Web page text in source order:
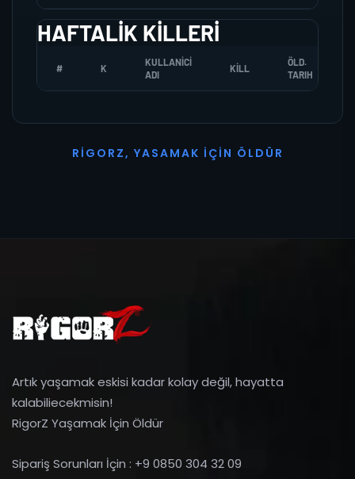
HAFTALIK KILLERI
# K
KULLANICI
ADI
KILL
ÖLD.
TARIH
R I G O R Z, YASAMAK İ ÇI N Ö L D Ü R
Artık yaşamak eskisi kadar kolay değil, hayatta
kalabiliecekmisin!
RigorZ Yaşamak İçin Öldür
Sipariş Sorunları İçin : +9 0850 304 32 09